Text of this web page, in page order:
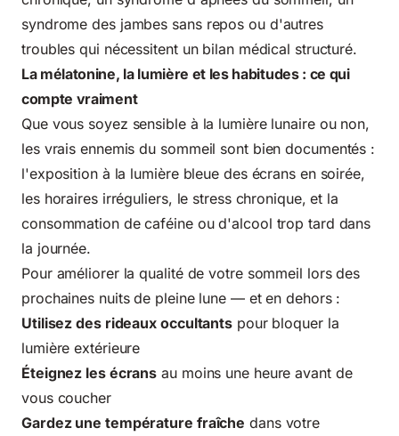
syndrome des jambes sans repos ou d'autres
troubles qui nécessitent un bilan médical structuré.
La mélatonine, la lumière et les habitudes : ce qui
compte vraiment
Que vous soyez sensible à la lumière lunaire ou non,
les vrais ennemis du sommeil sont bien documentés :
l'exposition à la lumière bleue des écrans en soirée,
les horaires irréguliers, le stress chronique, et la
consommation de caféine ou d'alcool trop tard dans
la journée.
Pour améliorer la qualité de votre sommeil lors des
prochaines nuits de pleine lune — et en dehors :
Utilisez des rideaux occultants pour bloquer la
lumière extérieure
Éteignez les écrans au moins une heure avant de
vous coucher
Gardez une température fraîche dans votre